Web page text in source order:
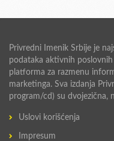
Privredni Imenik Srbije je
podataka aktivnih
platforma za razmenu
marketinga. Sva izdanja
program/cd) su dvojezična,
Uslovi korišćenja
Impresum